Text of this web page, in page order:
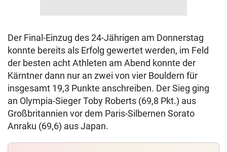
Der Final-Einzug des 24-Jährigen am Donnerstag
konnte bereits als Erfolg gewertet werden, im Feld
der besten acht Athleten am Abend konnte der
Kärntner dann nur an zwei von vier Bouldern für
insgesamt 19,3 Punkte anschreiben. Der Sieg ging
an Olympia-Sieger Toby Roberts (69,8 Pkt.) aus
Großbritannien vor dem Paris-Silbernen Sorato
Anraku (69,6) aus Japan.